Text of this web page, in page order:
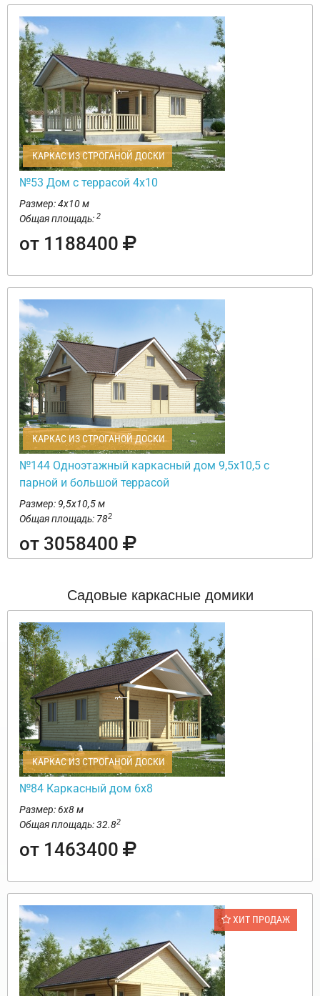
КАРКАС ИЗ СТРОГАНОЙ ДОСКИ
№53 Дом с террасой 4х10
Размер: 4х10 м
Общая площадь: 2
от 1188400
КАРКАС ИЗ СТРОГАНОЙ ДОСКИ
№144 Одноэтажный каркасный дом 9,5х10,5 с
парной и большой террасой
Размер: 9,5х10,5 м
Общая площадь: 782
от 3058400
Садовые каркасные домики
КАРКАС ИЗ СТРОГАНОЙ ДОСКИ
№84 Каркасный дом 6х8
Размер: 6х8 м
Общая площадь: 32.82
от 1463400
ХИТ ПРОДАЖ